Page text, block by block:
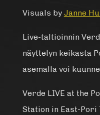
Visuals by Janne
Live-taltioinnin
näyttelyn keikasta
asemalla voi
Verde LIVE at the
Station in East-Pori